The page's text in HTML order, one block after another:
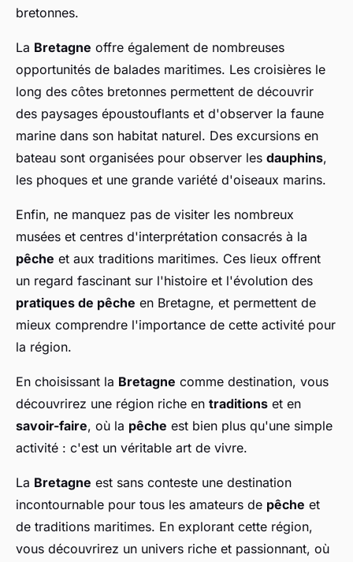
bretonnes.
La Bretagne offre également de nombreuses
opportunités de balades maritimes. Les croisières le
long des côtes bretonnes permettent de découvrir
des paysages époustouflants et d'observer la faune
marine dans son habitat naturel. Des excursions en
bateau sont organisées pour observer les dauphins,
les phoques et une grande variété d'oiseaux marins.
Enfin, ne manquez pas de visiter les nombreux
musées et centres d'interprétation consacrés à la
pêche et aux traditions maritimes. Ces lieux offrent
un regard fascinant sur l'histoire et l'évolution des
pratiques de pêche en Bretagne, et permettent de
mieux comprendre l'importance de cette activité pour
la région.
En choisissant la Bretagne comme destination, vous
découvrirez une région riche en traditions et en
savoir-faire, où la pêche est bien plus qu'une simple
activité : c'est un véritable art de vivre.
La Bretagne est sans conteste une destination
incontournable pour tous les amateurs de pêche et
de traditions maritimes. En explorant cette région,
vous découvrirez un univers riche et passionnant, où